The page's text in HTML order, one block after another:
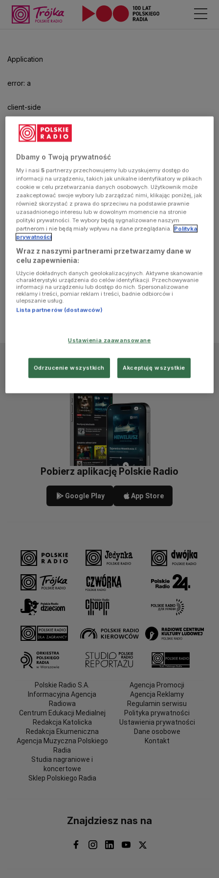
Application
error: a
client-side
exception
has
occurred
(see the
browser
console for
more
information)
aby
odtwarzać.
Pobierz aplikację Polskie Radio
Google Play App Store
Polskie Radio S.A.
Informacyjna Agencja
Radiowa
Centrum Edukacji Medialnej
Redakcja Katolicka
Redakcja Ekumeniczna
Agencja Muzyczna Polskiego
Radia
Studia nagraniowe i
koncertowe
Sklep Polskiego Radia
Agencja Promocji
Agencja Reklamy
Regulamin serwisu
Polityka prywatności
Ustawienia prywatności
Dane osobowe
Kontakt
Znajdziesz nas na
Dbamy o Twoją prywatność
My i nasi5 partnerzy przechowujemy lub uzyskujemy dostęp do
informacji na urządzeniu, takich jak unikalne identyfikatory w plikach
cookie w celu przetwarzania danych osobowych. Użytkownik może
zaakceptować swoje wybory lub zarządzać nimi, klikając poniżej, jak
również skorzystać z prawa do sprzeciwu na podstawie prawnie
uzasadnionego interesu lub w dowolnym momencie na stronie
polityki prywatności. Te wybory będą sygnalizowane naszym
partnerom i nie będą miały wpływu na dane przeglądania. Polityka
prywatności
Wraz z naszymi partnerami przetwarzamy dane w
celu zapewnienia:
Użycie dokładnych danych geolokalizacyjnych. Aktywne skanowanie
charakterystyki urządzenia do celów identyfikacji. Przechowywanie
informacji na urządzeniu lub dostęp do nich. Spersonalizowane
reklamy i treści, pomiar reklam i treści, badnie odbiorców i
ulepszanie usług.
Lista partnerów (dostawców)
Ustawienia zaawansowane
Odrzucenie wszystkich Akceptuję wszystkie